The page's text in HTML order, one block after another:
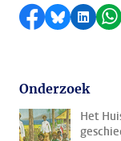
Delen op
Delen via
Onderzoek
Het